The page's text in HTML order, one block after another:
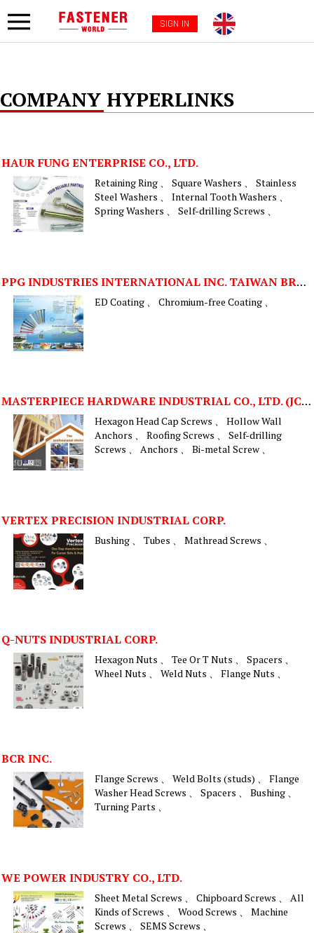
SIGN IN
COMPANY HYPERLINKS
HAUR FUNG ENTERPRISE CO., LTD.
Retaining Ring 、 Square Washers 、 Stainless
Steel Washers 、 Internal Tooth Washers 、
Spring Washers 、 Self-drilling Screws 、
PPG INDUSTRIES INTERNATIONAL INC. TAIWAN BRANCH
ED Coating 、 Chromium-free Coating 、
MASTERPIECE HARDWARE INDUSTRIAL CO., LTD. (JCY)
Hexagon Head Cap Screws 、 Hollow Wall
Anchors 、 Roofing Screws 、 Self-drilling
Screws 、 Anchors 、 Bi-metal Screw 、
VERTEX PRECISION INDUSTRIAL CORP.
Bushing 、 Tubes 、 Mathread Screws 、
Q-NUTS INDUSTRIAL CORP.
Hexagon Nuts 、 Tee Or T Nuts 、 Spacers 、
Wheel Nuts 、 Weld Nuts 、 Flange Nuts 、
BCR INC.
Flange Screws 、 Weld Bolts (studs) 、 Flange
Washer Head Screws 、 Spacers 、 Bushing 、
Turning Parts 、
WE POWER INDUSTRY CO., LTD.
Sheet Metal Screws 、 Chipboard Screws 、 All
Kinds of Screws 、 Wood Screws 、 Machine
Screws 、 SEMS Screws 、